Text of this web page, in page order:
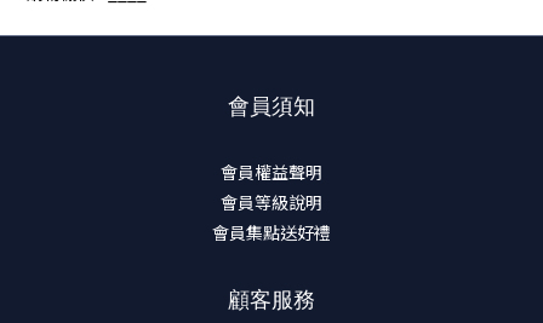
會員須知
會員權益聲明
會員等級說明
會員集點送好禮
顧客服務